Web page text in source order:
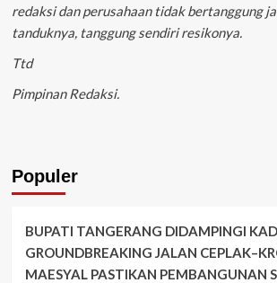
redaksi dan perusahaan tidak bertanggung
tanduknya, tanggung sendiri resikonya.
Ttd
Pimpinan Redaksi.
Populer
BUPATI TANGERANG DIDAMPINGI
GROUNDBREAKING JALAN
MAESYAL PASTIKAN PEMBANGUNAN